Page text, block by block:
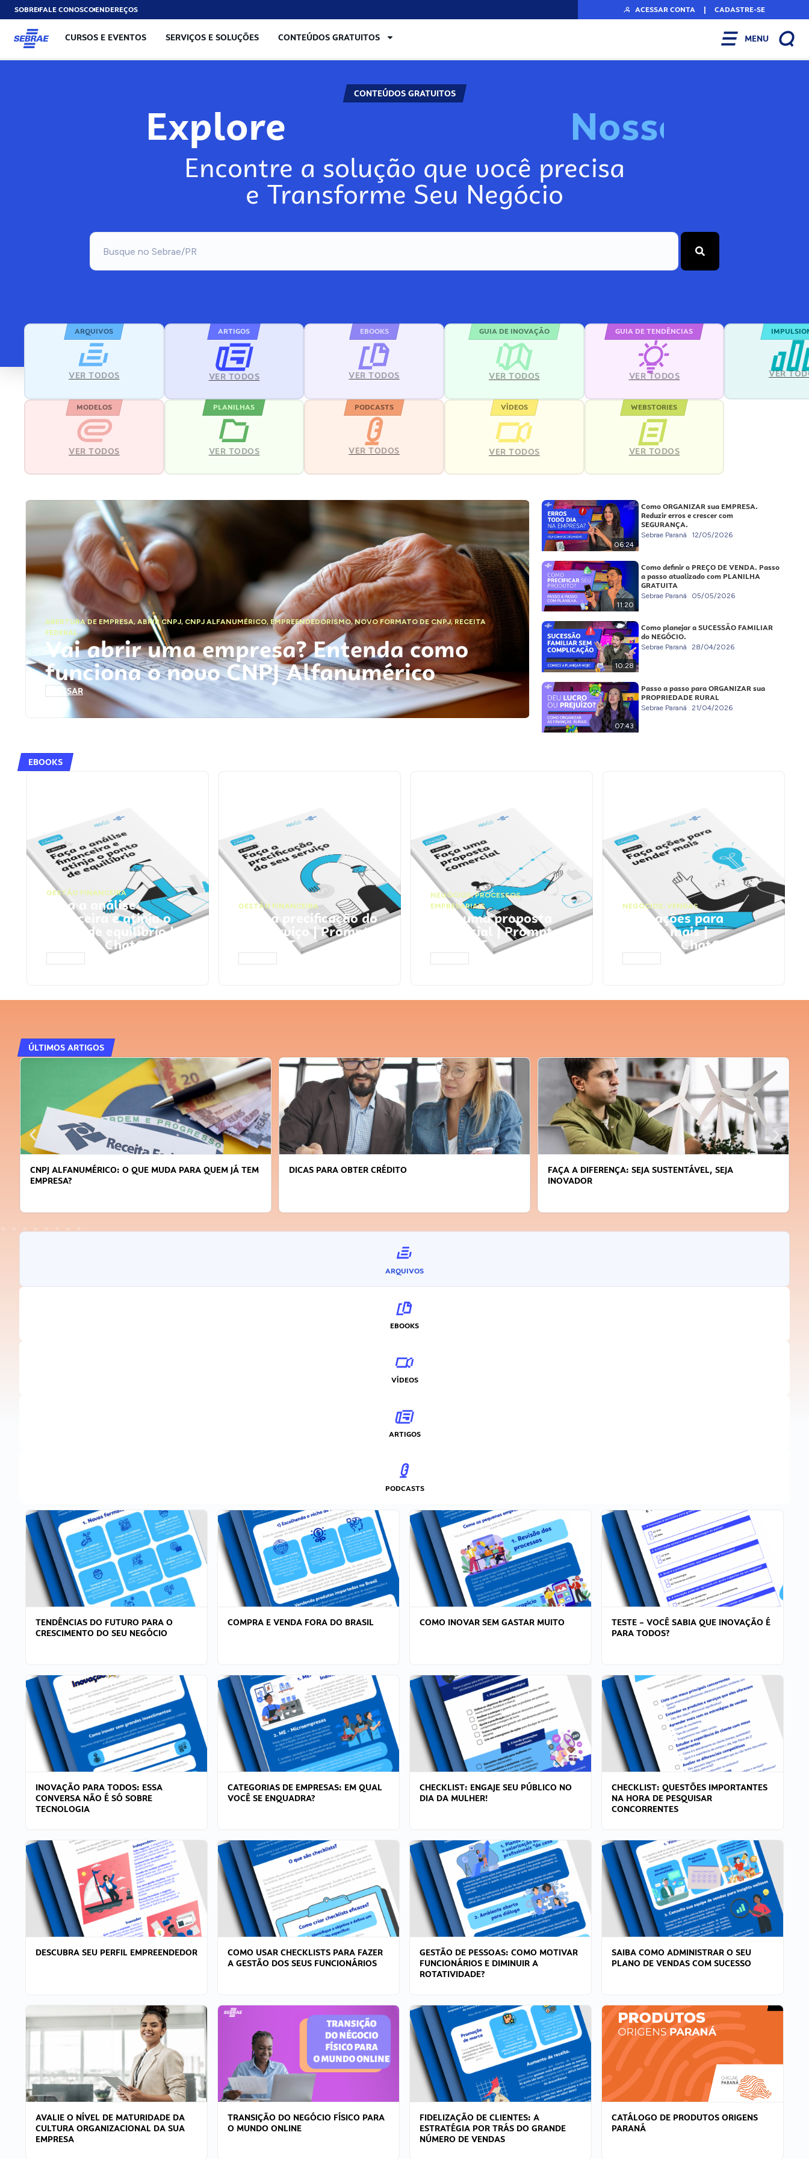
SOBREFALE CONOSCOENDEREÇOS ACESSAR CONTA | CADASTRE-SE
CURSOS E EVENTOS SERVIÇOS E SOLUÇÕES CONTEÚDOS GRATUITOS MENU
CONTEÚDOS GRATUITOS
Explore No
Encontre a solução que você precisa
e Transforme Seu Negócio
ARQUIVOS
VER TODOS
ARTIGOS
VER TODOS
EBOOKS
VER TODOS
GUIA DE INOVAÇÃO
VER TODOS
GUIA DE TENDÊNCIAS
VER TODOS VER
MODELOS
VER TODOS
PLANILHAS
VER TODOS
PODCASTS
VER TODOS
VÍDEOS
VER TODOS
WEBSTORIES
VER TODOS
ABERTURA DE EMPRESA,ABRIR CNPJ, CNPJ ALFANUMÉRICO, EMPREENDEDORISMO,NOVO FORMATO DE CNPJ,RECEITA
FEDERAL
Vai abrir uma empresa? Entenda como
funciona o novo CNPJ Alfanumérico
ACESSAR
06:24
Como ORGANIZAR sua EMPRESA.
Reduzir erros e crescer com
SEGURANÇA.
Sebrae Paraná 12/05/2026
11:20
Como definir o PREÇO DE VENDA. Passo
a passo atualizado com PLANILHA
GRATUITA
Sebrae Paraná 05/05/2026
10:28
Como planejar a SUCESSÃO FAMILIAR
do NEGÓCIO.
Sebrae Paraná 28/04/2026
07:43
Passo a passo para ORGANIZAR sua
PROPRIEDADE RURAL
Sebrae Paraná 21/04/2026
EBOOKS
GESTÃO FINANCEIRA
Faça a análise
financeira e atinja o
ponto de equilíbrio |
Prompts ChatGPT
GESTÃO FINANCEIRA
Faça a precificação do
seu serviço | Prompts
ChatGPT
NEGÓCIOS,PROCESSOS
EMPRESARIAIS
Faça uma proposta
comercial | Prompts
ChatGPT
NEGÓCIOS, VENDAS
Faça ações para
vender mais |
Prompts ChatGPT
ÚLTIMOS ARTIGOS
JÁ TEM DICAS PARA OBTER CRÉDITO
FAÇA A DIFERENÇA: SEJA SUSTENTÁVEL, SEJA
APRENDA A GERENCIAR O SEU TEMPO
ARQUIVOS
EBOOKS
VÍDEOS
ARTIGOS
PODCASTS
TENDÊNCIAS DO FUTURO PARA O
CRESCIMENTO DO SEU NEGÓCIO
COMPRA E VENDA FORA DO BRASIL COMO INOVAR SEM GASTAR MUITO
TESTE – VOCÊ SABIA QUE INOVAÇÃO É
PARA TODOS?
INOVAÇÃO PARA TODOS: ESSA
CONVERSA NÃO É SÓ SOBRE
TECNOLOGIA
CATEGORIAS DE EMPRESAS: EM QUAL
VOCÊ SE ENQUADRA?
CHECKLIST: ENGAJE SEU PÚBLICO NO
DIA DA MULHER!
CHECKLIST: QUESTÕES IMPORTANTES
NA HORA DE PESQUISAR
CONCORRENTES
DESCUBRA SEU PERFIL EMPREENDEDOR
COMO USAR CHECKLISTS PARA FAZER
A GESTÃO DOS SEUS FUNCIONÁRIOS
GESTÃO DE PESSOAS: COMO MOTIVAR
FUNCIONÁRIOS E DIMINUIR A
ROTATIVIDADE?
SAIBA COMO ADMINISTRAR O SEU
PLANO DE VENDAS COM SUCESSO
AVALIE O NÍVEL DE MATURIDADE DA
CULTURA ORGANIZACIONAL DA SUA
EMPRESA
TRANSIÇÃO DO NEGÓCIO FÍSICO PARA
O MUNDO ONLINE
FIDELIZAÇÃO DE CLIENTES: A
ESTRATÉGIA POR TRÁS DO GRANDE
NÚMERO DE VENDAS
CATÁLOGO DE PRODUTOS ORIGENS
PARANÁ